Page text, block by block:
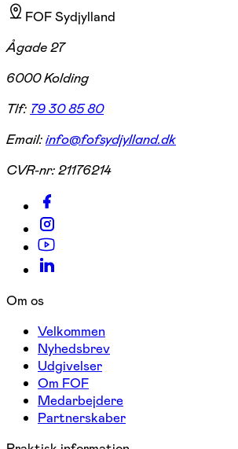
FOF Sydjylland
Ågade 27
6000 Kolding
Tlf: 79 30 85 80
Email:info@fofsydjylland.dk
CVR-nr:21176214
Om os
Velkommen
Nyhedsbrev
Udgivelser
Om FOF
Medarbejdere
Partnerskaber